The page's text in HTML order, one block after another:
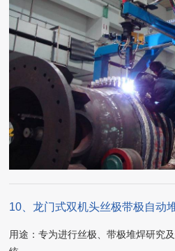
10、龙门式双机头丝极带极自动
用途：专为进行丝极、带极堆焊研究